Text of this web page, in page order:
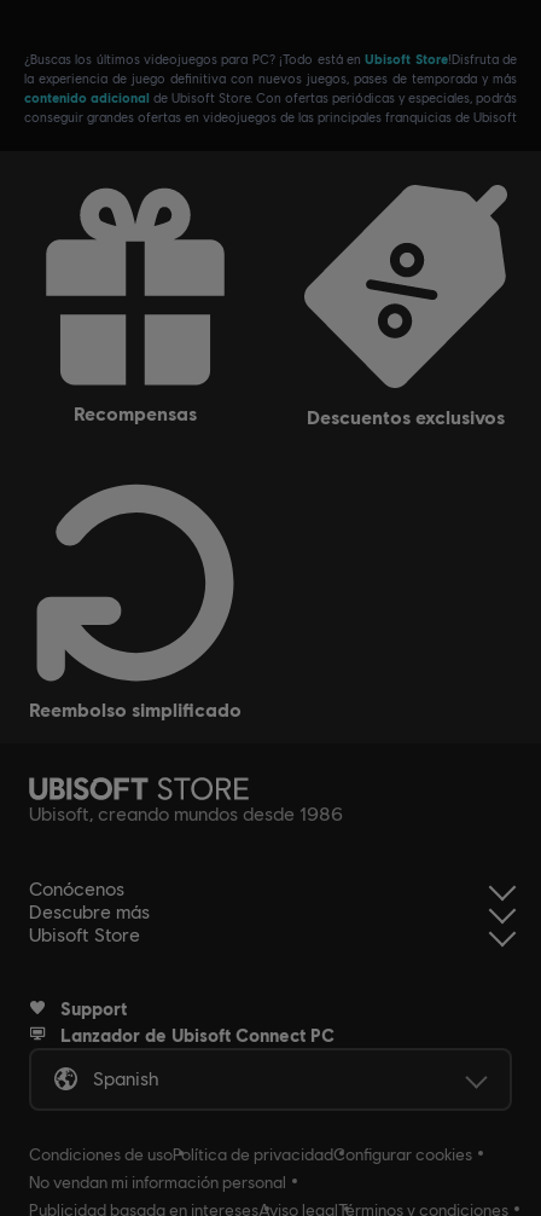
¿Buscas los últimos videojuegos para PC? ¡Todo está enUbisoft Store!Disfruta de
la experiencia de juego definitiva con nuevos juegos, pases de temporada y más
contenido adicional de Ubisoft Store. Con ofertas periódicas y especiales, podrás
conseguir grandes ofertas en videojuegos de las principales franquicias de Ubisoft
recompensas descuentos exclusivos
reembolso simplificado
Ubisoft, creando mundos desde 1986
Conócenos
Descubre más
Ubisoft Store
Support
Lanzador de Ubisoft Connect PC
Spanish
Condiciones de usoPolítica de privacidadConfigurar cookies
No vendan mi información personal
Publicidad basada en interesesAviso legalTérminos y condiciones